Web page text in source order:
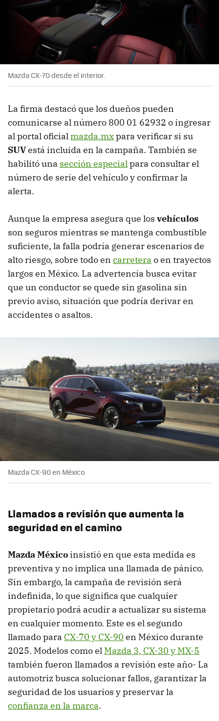
Mazda CX-70 desde el interior.
La firma destacó que los dueños pueden
comunicarse al número 800 01 62932 o ingresar
al portal oficialmazda.mxpara verificar si su
SUVestá incluida en la campaña. También se
habilitó una sección especialpara consultar el
número de serie del vehículo y confirmar la
alerta.
Aunque la empresa asegura que los vehículos
son seguros mientras se mantenga combustible
suficiente, la falla podría generar escenarios de
alto riesgo, sobre todo en carretera o en trayectos
largos en México. La advertencia busca evitar
que un conductor se quede sin gasolina sin
previo aviso, situación que podría derivar en
accidentes o asaltos.
Mazda CX-90 en México.
Llamados a revisión que aumenta la
seguridad en el camino
Mazda México insistió en que esta medida es
preventiva y no implica una llamada de pánico.
Sin embargo, la campaña de revisión será
indefinida, lo que significa que cualquier
propietario podrá acudir a actualizar su sistema
en cualquier momento. Este es el segundo
llamado para CX-70 y CX-90 en México durante
2025. Modelos como el Mazda 3, CX-30 y MX-5
también fueron llamados a revisión este año- La
automotriz busca solucionar fallos, garantizar la
seguridad de los usuarios y preservar la
confianza en la marca.